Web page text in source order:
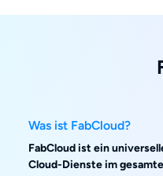
Was ist FabCloud?
FabCloud ist ein
Cloud-Dienste im